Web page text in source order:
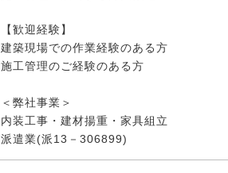
【歓迎経験】
建築現場での作業経験のある方
施工管理のご経験のある方
＜弊社事業＞
内装工事・建材揚重・家具組立
派遣業(派13－306899)